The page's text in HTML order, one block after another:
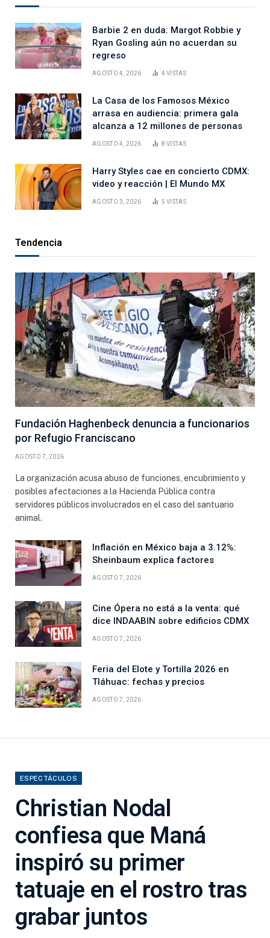
Barbie 2 en duda: Margot Robbie y
Ryan Gosling aún no acuerdan su
regreso
AGOSTO 4, 2026 4VISTAS
La Casa de los Famosos México
arrasa en audiencia: primera gala
alcanza a 12 millones de personas
AGOSTO 4, 2026 8VISTAS
Harry Styles cae en concierto CDMX:
video y reacción | El Mundo MX
AGOSTO 3, 2026 5VISTAS
Tendencia
Fundación Haghenbeck denuncia a funcionarios
por Refugio Franciscano
AGOSTO 7, 2026
La organización acusa abuso de funciones, encubrimiento y
posibles afectaciones a la Hacienda Pública contra
servidores públicos involucrados en el caso del santuario
animal.
Inflación en México baja a 3.12%:
Sheinbaum explica factores
AGOSTO 7, 2026
Cine Ópera no está a la venta: qué
dice INDAABIN sobre edificios CDMX
AGOSTO 7, 2026
Feria del Elote y Tortilla 2026 en
Tláhuac: fechas y precios
AGOSTO 7, 2026
ESPECTÁCULOS
Christian Nodal
confiesa que Maná
inspiró su primer
tatuaje en el rostro tras
grabar juntos